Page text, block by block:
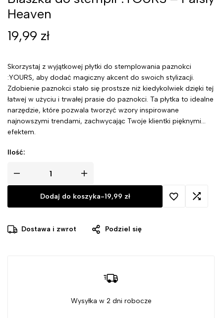
Heaven
19,99 zł
Skorzystaj z wyjątkowej płytki do stemplowania paznokci
:YOURS, aby dodać magiczny akcent do swoich stylizacji.
Zdobienie paznokci stało się prostsze niż kiedykolwiek dzięki tej
łatwej w użyciu i trwałej prasie do paznokci. Ta płytka to idealne
narzędzie, które pozwala tworzyć wzory inspirowane
najnowszymi trendami, zachwycając Twoje klientki pięknymi
efektem.
Ilość:
Dodaj do koszyka-19,99 zł
Dostawa i zwrot Podziel się
Wysyłka w 2 dni robocze